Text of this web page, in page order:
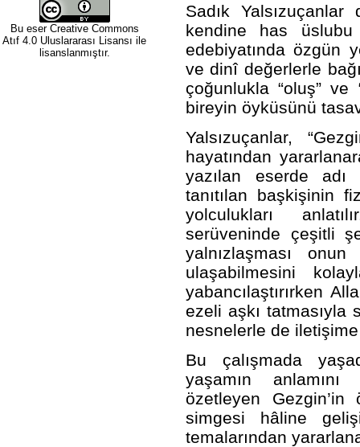
Bu eser Creative Commons
Atıf 4.0 Uluslararası Lisansı ile
lisanslanmıştır.
Sadık Yalsızuçanlar
kendine has üslubu
edebiyatında özgün
ve dinî değerlerle
çoğunlukla “oluş”
bireyin öyküsünü
Yalsızuçanlar,
hayatından
yazılan eserde
tanıtılan başkişinin
yolculukları
serüveninde çeşitli
yalnızlaşması
ulaşabilmesini
yabancılaştırırken
ezeli aşkı
nesnelerle de
Bu çalışmada
yaşamın anlamını
özetleyen Gezgin’in
simgesi hâline
temalarından